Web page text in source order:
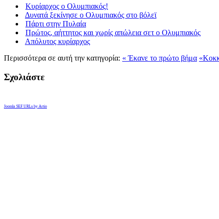
Κυρίαρχος o Ολυμπιακός!
Δυνατά ξεκίνησε ο Ολυμπιακός στο βόλεϊ
Πάρτι στην Πυλαία
Πρώτος, αήττητος και χωρίς απώλεια σετ ο Ολυμπιακός
Απόλυτος κυρίαρχος
Περισσότερα σε αυτή την κατηγορία: « Έκανε το πρώτο βήμα
Σχολιάστε
Joomla SEF URLs by Artio